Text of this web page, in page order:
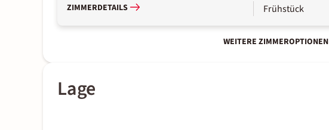
ZIMMERDETAILS Frühstück
WEITERE ZIMMEROPTIONEN
Lage